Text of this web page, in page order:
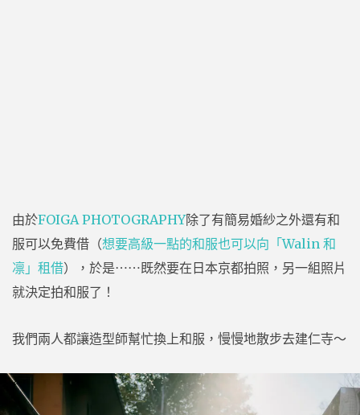
由於FOIGA PHOTOGRAPHY除了有簡易婚紗之外還有和
服可以免費借（想要高級一點的和服也可以向「Walin 和
凛」租借），於是⋯⋯既然要在日本京都拍照，另一組照片
就決定拍和服了！
我們兩人都讓造型師幫忙換上和服，慢慢地散步去建仁寺～